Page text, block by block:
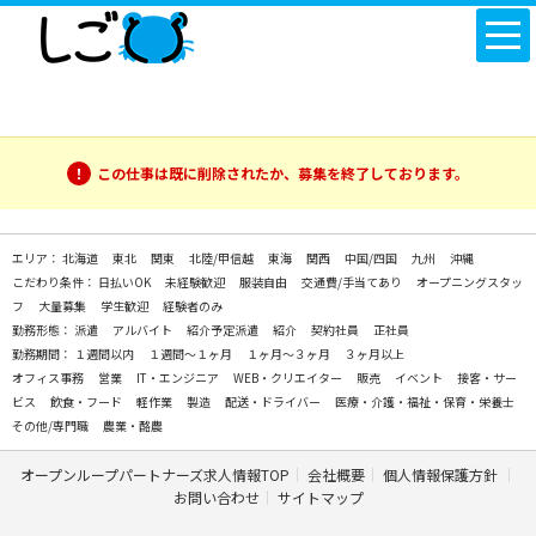
この仕事は既に削除されたか、募集を終了しております。
エリア： 北海道 東北 関東 北陸/甲信越 東海 関西 中国/四国 九州
沖縄
こだわり条件： 日払いOK 未経験歓迎 服装自由 交通費/手当てあり
オープニングスタッ
フ
大量募集 学生歓迎
経験者のみ
勤務形態： 派遣 アルバイト 紹介予定派遣 紹介 契約社員
正社員
勤務期間： １週間以内 １週間～１ヶ月 １ヶ月～３ヶ月
３ヶ月以上
オフィス事務
営業 IT・エンジニア WEB・クリエイター 販売 イベント
接客・サー
ビス
飲食・フード 軽作業 製造 配送・ドライバー
医療・介護・福祉・保育・栄養士
その他/専門職
農業・酪農
オープンループパートナーズ求人情報TOP 会社概要
個人情報保護方針
お問い合わせ
サイトマップ